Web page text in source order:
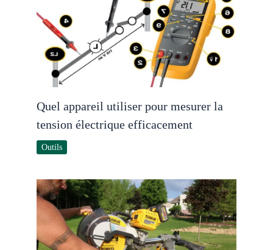
Quel appareil utiliser pour mesurer la
tension électrique efficacement
Outils